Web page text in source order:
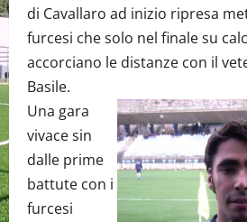
di Cavallaro ad inizio ripresa
furcesi che solo nel finale su
accorciano le distanze con il
Basile.
Una gara
vivace sin
dalle prime
battute con i
furcesi